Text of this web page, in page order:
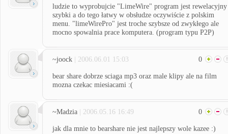
ludzie to wyprobujcie "LimeWire" program jest
szybki a do tego łatwy w obsłudze oczywiście z polskim
menu. "limeWirePro" jest troche szybsze od zwykłego ale
mocno spowalnia prace komputera. (program typu P2P)
~joock | 2006.06.01 15:03 0
bear share dobrze sciaga mp3 oraz male klipy ale na film
mozna czekac miesiacami :(
~Madzia | 2006.05.16 16:49 0
jak dla mnie to bearshare nie jest najlepszy wole kazee :)